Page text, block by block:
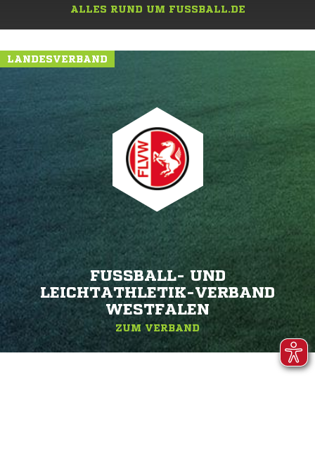
ALLES RUND UM FUSSBALL.DE
LANDESVERBAND
FUSSBALL- UND L
EICHTATHLETIK-VERBAND W
ESTFALEN
ZUM VERBAND